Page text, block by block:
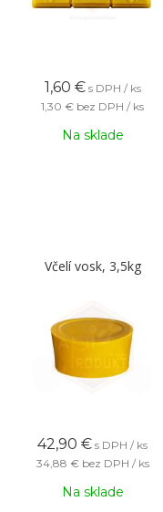
1,60 € s DPH / ks
1,30 € bez DPH / ks
Na sklade
Včelí vosk, 3,5kg
42,90 € s DPH / ks
34,88 € bez DPH / ks
Na sklade